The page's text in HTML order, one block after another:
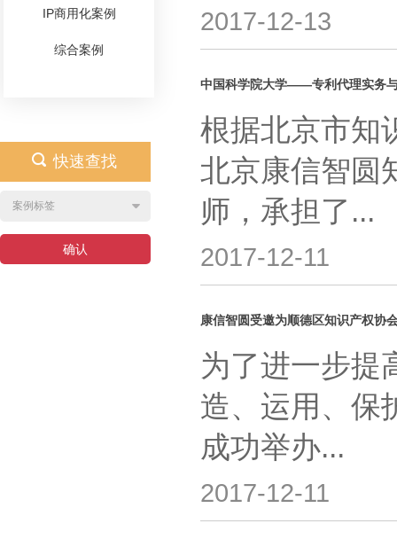
IP商用化案例
综合案例
快速查找
2017-12-13
中国科学院大学——专利代理实务
根据北京市知
北京康信智圆
师，承担了...
2017-12-11
康信智圆受邀为顺德区知识产权协
为了进一步提
造、运用、保
成功举办...
2017-12-11